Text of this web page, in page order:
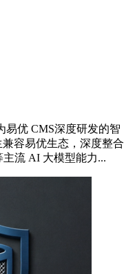
易优 CMS深度研发的智
容易优生态，深度整合
主流 AI 大模型能力...